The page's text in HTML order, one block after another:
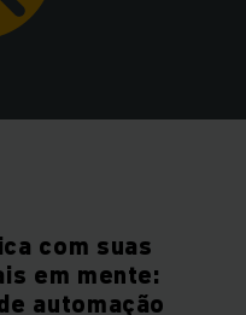
com suas
em mente:
automação